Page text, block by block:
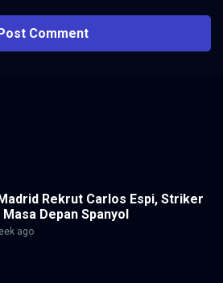
Rekrut Carlos Espi, Striker
Masa Depan Spanyol
ago